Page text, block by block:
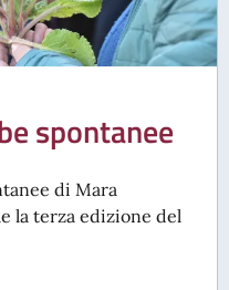
spontanee
di Mara
la terza edizione del